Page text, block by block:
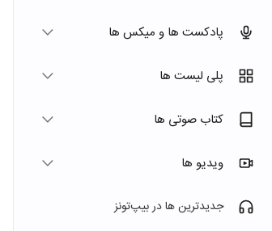
پادکست ها و میکس ها
پلی لیست ها
کتاب صوتی ها
ویدیو ها
جدیدترین ها در بیپ‌تونز